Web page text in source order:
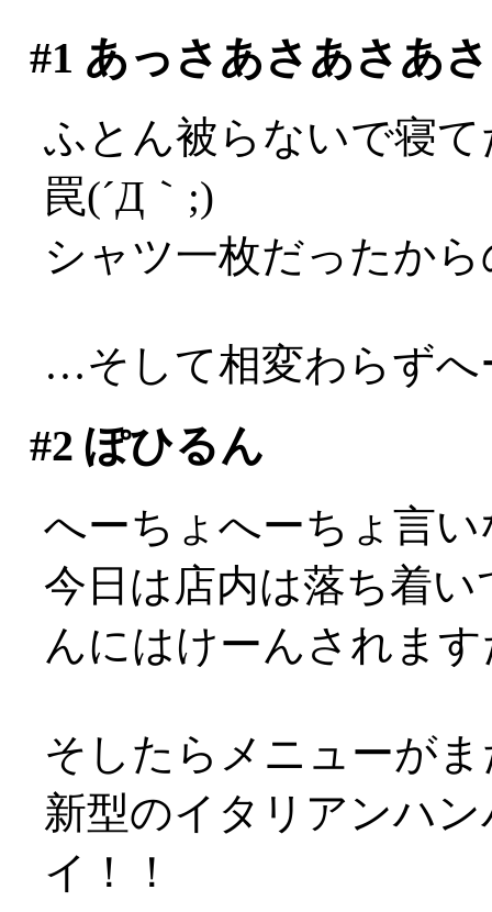
#1 あっさあさあさあ
ふとん被らないで寝
罠(´Д｀;)
シャツ一枚だったから
…そして相変わらずへ
#2 ぽひるん
へーちょへーちょ言
今日は店内は落ち着
んにはけーんされます
そしたらメニューが
新型のイタリアンハ
イ！！